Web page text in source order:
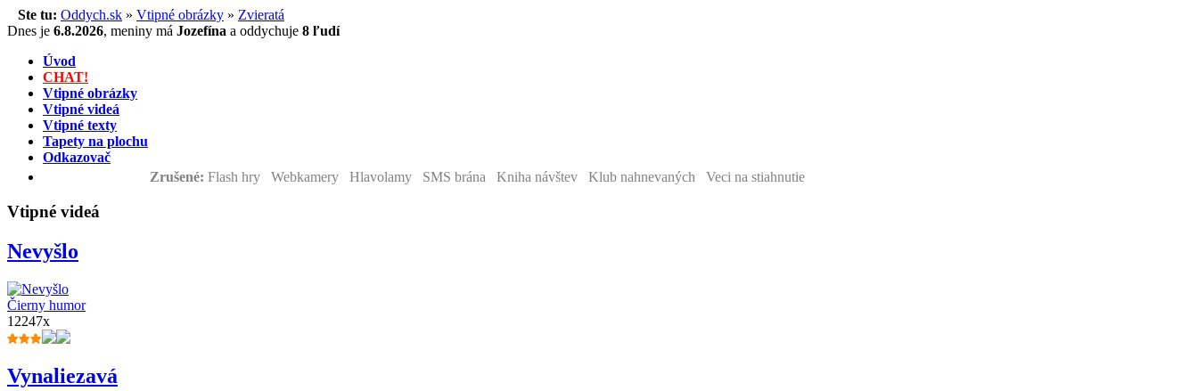
Ste tu: Oddych.sk » Vtipné obrázky » Zvieratá
Dnes je 6.8.2026, meniny má Jozefína a oddychuje 8 ľudí
Úvod
CHAT!
Vtipné obrázky
Vtipné videá
Vtipné texty
Tapety na plochu
Odkazovač
Zrušené: Flash hry Webkamery Hlavolamy SMS brána Kniha návštev Klub nahnevaných Veci na stiahnutie
Vtipné videá
Nevyšlo
Čierny humor
12247x
Vynaliezavá